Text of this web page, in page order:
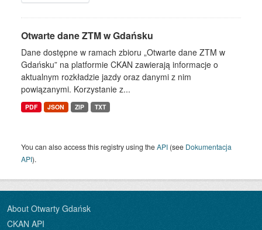
Otwarte dane ZTM w Gdańsku
Dane dostępne w ramach zbioru „Otwarte dane ZTM w
Gdańsku” na platformie CKAN zawierają informacje o
aktualnym rozkładzie jazdy oraz danymi z nim
powiązanymi. Korzystanie z...
PDF JSON ZIP TXT
You can also access this registry using theAPI (see Dokumentacja
API).
About Otwarty Gdańsk
CKAN API